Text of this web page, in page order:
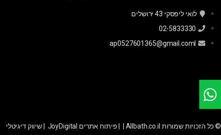
לואי ליפסקי 43 ירושלים
02-5833330
ap0527601365@gmail.coml
© כל הזכויות שמורות Allbath.co.il | | פיתוח אתרים JoyDigital
שיווק דיגיטלי